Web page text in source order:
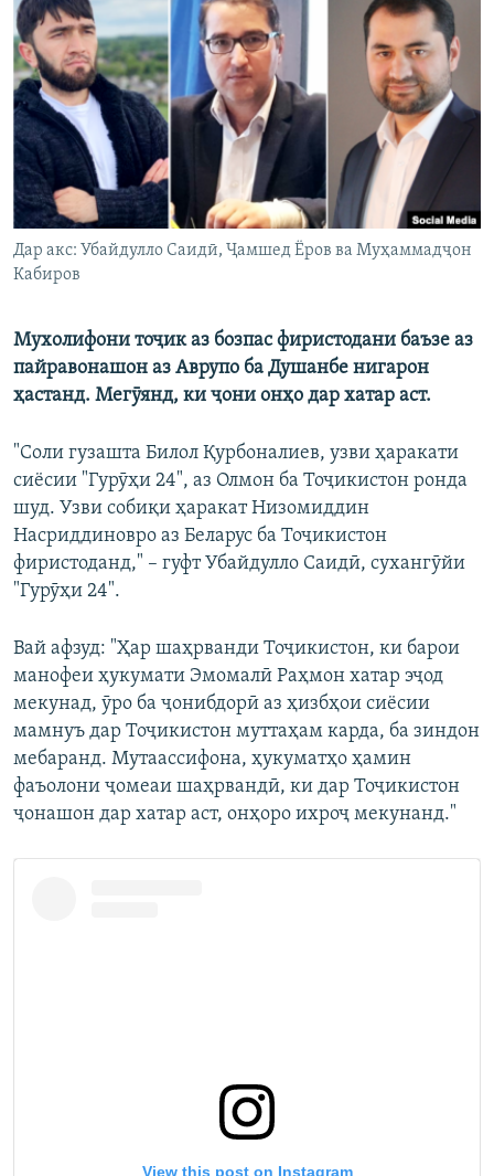
ГУЗОРИШҲОИ РАДИОӢ
Русский
ПАЙГИРӢ КУНЕД
Ҳамаи сомонаҳои RFE/RL
Дар акс: Убайдулло Саидӣ, Ҷамшед Ёров ва Муҳаммадҷон
Кабиров
Мухолифони тоҷик аз бозпас фиристодани баъзе аз
пайравонашон аз Аврупо ба Душанбе нигарон
ҳастанд. Мегӯянд, ки ҷони онҳо дар хатар аст.
"Соли гузашта Билол Қурбоналиев, узви ҳаракати
сиёсии "Гурӯҳи 24", аз Олмон ба Тоҷикистон ронда
шуд. Узви собиқи ҳаракат Низомиддин
Насриддиновро аз Беларус ба Тоҷикистон
фиристоданд," – гуфт Убайдулло Саидӣ, сухангӯйи
"Гурӯҳи 24".
Вай афзуд: "Ҳар шаҳрванди Тоҷикистон, ки барои
манофеи ҳукумати Эмомалӣ Раҳмон хатар эҷод
мекунад, ӯро ба ҷонибдорӣ аз ҳизбҳои сиёсии
мамнуъ дар Тоҷикистон муттаҳам карда, ба зиндон
мебаранд. Мутаассифона, ҳукуматҳо ҳамин
фаъолони ҷомеаи шаҳрвандӣ, ки дар Тоҷикистон
ҷонашон дар хатар аст, онҳоро ихроҷ мекунанд."